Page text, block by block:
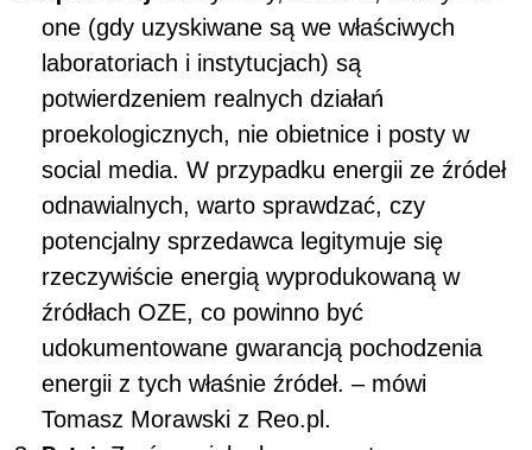
one (gdy uzyskiwane są we właściwych
laboratoriach i instytucjach) są
potwierdzeniem realnych działań
proekologicznych, nie obietnice i posty w
social media. W przypadku energii ze źródeł
odnawialnych, warto sprawdzać, czy
potencjalny sprzedawca legitymuje się
rzeczywiście energią wyprodukowaną w
źródłach OZE, co powinno być
udokumentowane gwarancją pochodzenia
energii z tych właśnie źródeł. – mówi
Tomasz Morawski z Reo.pl.